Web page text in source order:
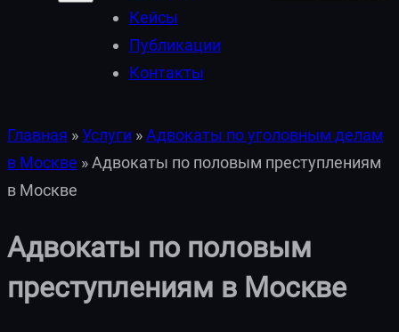
Кейсы
Публикации
Контакты
Главная »Услуги »Адвокаты по уголовным делам
в Москве »Адвокаты по половым преступлениям
в Москве
Адвокаты по половым
преступлениям в Москве